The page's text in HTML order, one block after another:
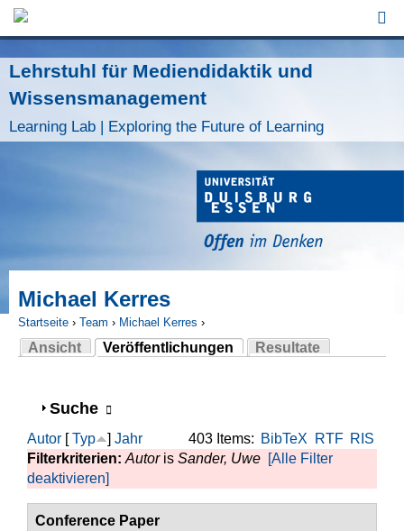
Lehrstuhl für Mediendidaktik und
Wissensmanagement
Learning Lab | Exploring the Future of Learning
Michael Kerres
Sie sind hier
Startseite › Team › Michael Kerres ›
Ansicht
Veröffentlichungen
(aktiver Reiter)
Resultate
Anzeigen
Suche
403 Items: BibTeX RTF RIS
Autor [Typ ] Jahr
Filterkriterien: Autoris Sander, Uwe [Alle Filter
deaktivieren]
Conference Paper